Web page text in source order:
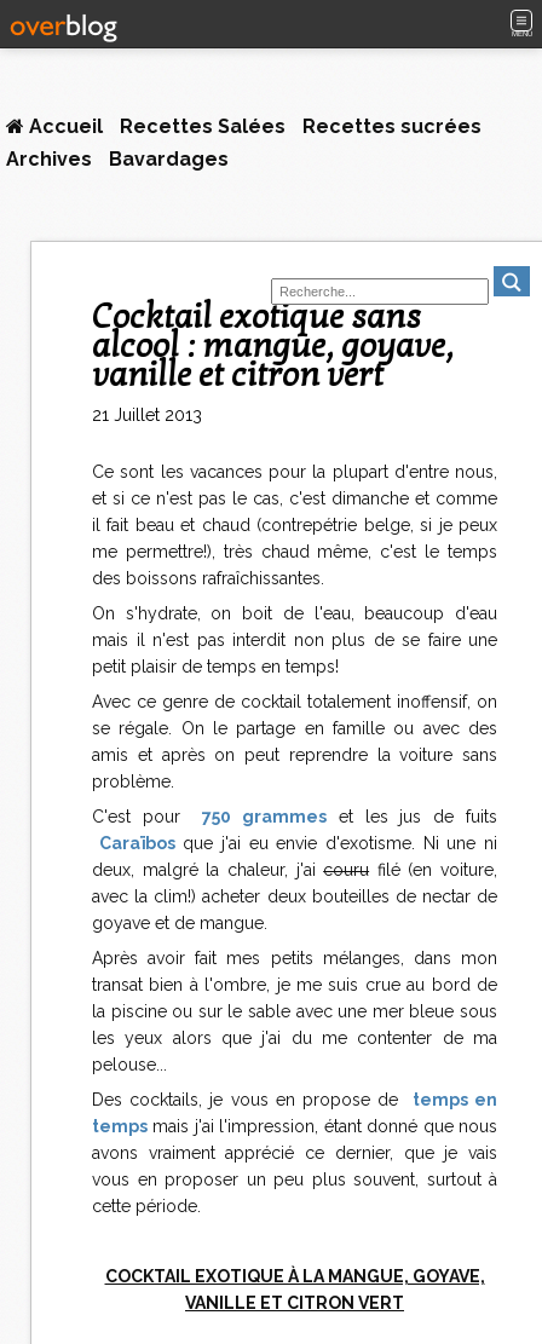
MENU
Accueil Recettes Salées
Recettes sucrées
Archives
Bavardages
Cocktail exotique sans
alcool : mangue, goyave,
vanille et citron vert
21 Juillet 2013
Ce sont les vacances pour la plupart d'entre nous,
et si ce n'est pas le cas, c'est dimanche et comme
il fait beau et chaud (contrepétrie belge, si je peux
me permettre!), très chaud même, c'est le temps
des boissons rafraîchissantes.
On s'hydrate, on boit de l'eau, beaucoup d'eau
mais il n'est pas interdit non plus de se faire une
petit plaisir de temps en temps!
Avec ce genre de cocktail totalement inoffensif, on
se régale. On le partage en famille ou avec des
amis et après on peut reprendre la voiture sans
problème.
C'est pour
750 grammes et les jus de fuits
Caraïbosque j'ai eu envie d'exotisme. Ni une ni
deux, malgré la chaleur, j'aicourufilé (en voiture,
avec la clim!) acheter deux bouteilles de nectar de
goyave et de mangue.
Après avoir fait mes petits mélanges, dans mon
transat bien à l'ombre, je me suis crue au bord de
la piscine ou sur le sable avec une mer bleue sous
les yeux alors que j'ai du me contenter de ma
pelouse...
Des cocktails, je vous en propose de
temps en
temps mais j'ai l'impression, étant donné que nous
avons vraiment apprécié ce dernier, que je vais
vous en proposer un peu plus souvent, surtout à
cette période.
COCKTAIL EXOTIQUE À LA MANGUE, GOYAVE,
VANILLE ET CITRON VERT